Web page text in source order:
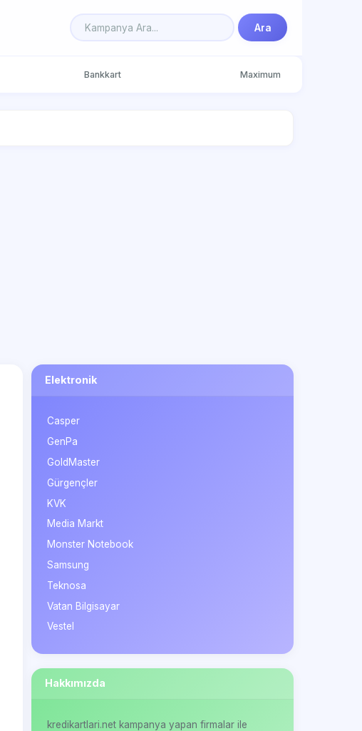
Ara
Bankkart Maximum
Elektronik
Casper
GenPa
GoldMaster
Gürgençler
KVK
Media Markt
Monster Notebook
Samsung
Teknosa
Vatan Bilgisayar
Vestel
Hakkımızda
kredikartlari.net kampanya yapan firmalar ile